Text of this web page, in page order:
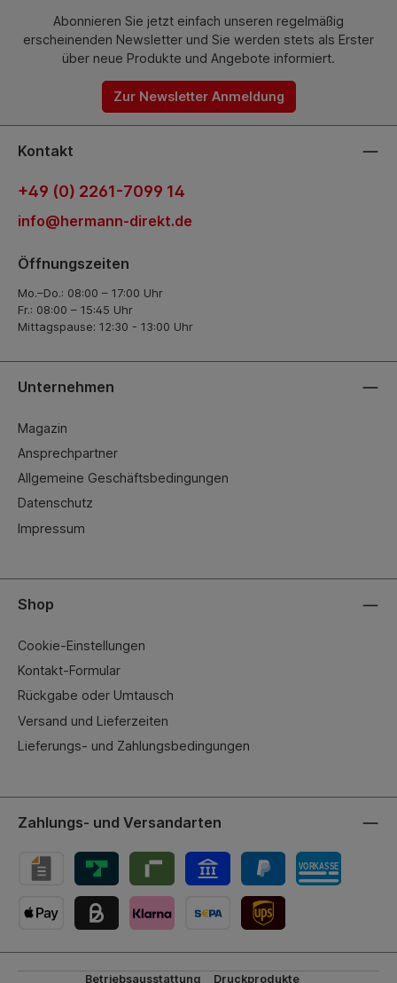
Abonnieren Sie jetzt einfach unseren regelmäßig
erscheinenden Newsletter und Sie werden stets als Erster
über neue Produkte und Angebote informiert.
Zur Newsletter Anmeldung
Kontakt
+49 (0) 2261-7099 14
info@hermann-direkt.de
Öffnungszeiten
Mo.–Do.: 08:00 – 17:00 Uhr
Fr.: 08:00 – 15:45 Uhr
Mittagspause: 12:30 - 13:00 Uhr
Unternehmen
Magazin
Ansprechpartner
Allgemeine Geschäftsbedingungen
Datenschutz
Impressum
Shop
Cookie-Einstellungen
Kontakt-Formular
Rückgabe oder Umtausch
Versand und Lieferzeiten
Lieferungs- und Zahlungsbedingungen
Zahlungs- und Versandarten
Betriebsausstattung Druckprodukte